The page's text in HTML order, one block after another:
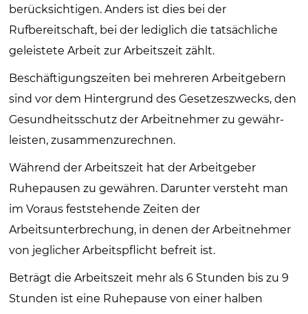
berücksichtigen. Anders ist dies bei der
Rufbereitschaft, bei der lediglich die tatsächliche
geleistete Arbeit zur Arbeitszeit zählt.
Beschäftigungszeiten bei mehreren Arbeitgebern
sind vor dem Hintergrund des Gesetzeszwecks, den
Gesundheitsschutz der Arbeitnehmer zu gewähr­
leisten, zusammenzurechnen.
Während der Arbeitszeit hat der Arbeitgeber
Ruhepausen zu gewähren. Darunter versteht man
im Voraus feststehende Zeiten der
Arbeitsunterbrechung, in denen der Arbeitnehmer
von jeglicher Arbeitspflicht befreit ist.
Beträgt die Arbeitszeit mehr als 6 Stunden bis zu 9
Stunden ist eine Ruhepause von einer halben